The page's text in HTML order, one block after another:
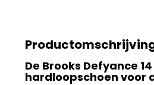
De Brooks Defyance
hardloopschoen voor